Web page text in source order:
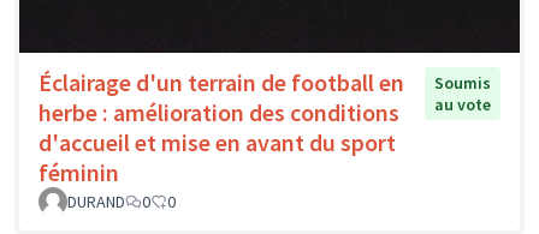
Éclairage d'un terrain de football en
herbe : amélioration des conditions
d'accueil et mise en avant du sport
féminin
Soumis
au vote
DURAND 0 0